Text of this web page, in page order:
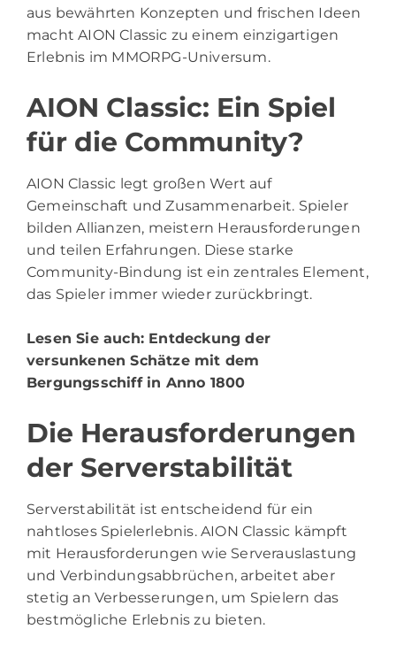
aus bewährten Konzepten und frischen Ideen
macht AION Classic zu einem einzigartigen
Erlebnis im MMORPG-Universum.
AION Classic: Ein Spiel
für die Community?
AION Classic legt großen Wert auf
Gemeinschaft und Zusammenarbeit. Spieler
bilden Allianzen, meistern Herausforderungen
und teilen Erfahrungen. Diese starke
Community-Bindung ist ein zentrales Element,
das Spieler immer wieder zurückbringt.
Lesen Sie auch: Entdeckung der
versunkenen Schätze mit dem
Bergungsschiff in Anno 1800
Die Herausforderungen
der Serverstabilität
Serverstabilität ist entscheidend für ein
nahtloses Spielerlebnis. AION Classic kämpft
mit Herausforderungen wie Serverauslastung
und Verbindungsabbrüchen, arbeitet aber
stetig an Verbesserungen, um Spielern das
bestmögliche Erlebnis zu bieten.